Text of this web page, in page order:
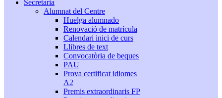
Secretaria
Alumnat del Centre
Huelga alumnado
Renovació de matrícula
Calendari inici de curs
Llibres de text
Convocatòria de beques
PAU
Prova certificat idiomes
A2
Premis extraordinaris FP